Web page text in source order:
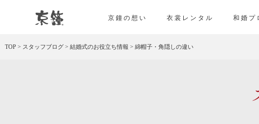
京都・東京で和装、和婚プロデュースなら「京鐘」
京鐘の想い 衣裳レンタル 和婚プ
TOP > スタッフブログ > 結婚式のお役立ち情報 > 綿帽子・角隠しの違い